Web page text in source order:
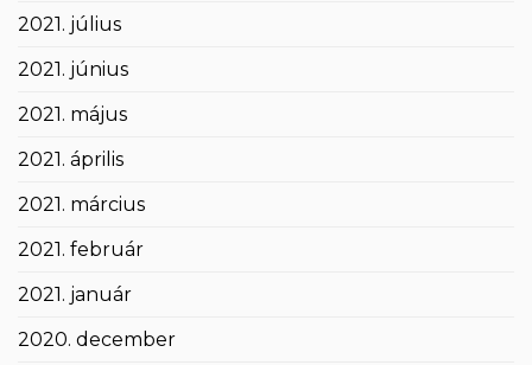
2021. július
2021. június
2021. május
2021. április
2021. március
2021. február
2021. január
2020. december